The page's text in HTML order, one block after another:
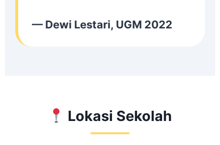
— Dewi Lestari, UGM 2022
Lokasi Sekolah